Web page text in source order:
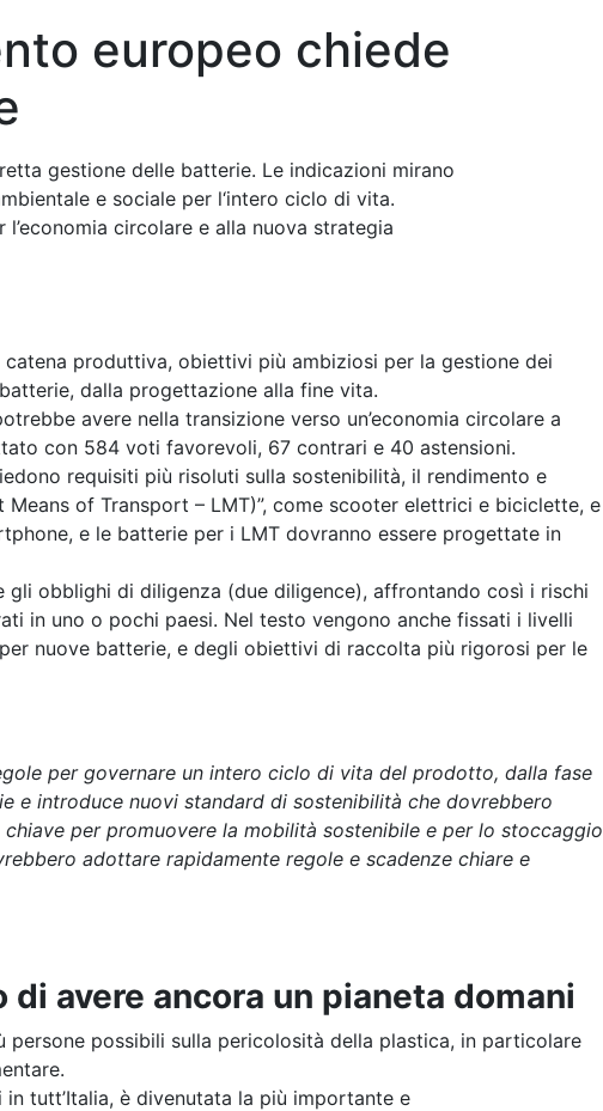
europeo chiede
gestione delle batterie. Le indicazioni mirano
e sociale per l‘intero ciclo di vita.
circolare e alla nuova strategia
produttiva, obiettivi più ambiziosi per la gestione dei
dalla progettazione alla fine vita.
avere nella transizione verso un’economia circolare a
con 584 voti favorevoli, 67 contrari e 40 astensioni.
requisiti più risoluti sulla sostenibilità, il rendimento e
of Transport – LMT)”, come scooter elettrici e biciclette, e
e le batterie per i LMT dovranno essere progettate in
obblighi di diligenza (due diligence), affrontando così i rischi
in uno o pochi paesi. Nel testo vengono anche fissati i livelli
nuove batterie, e degli obiettivi di raccolta più rigorosi per le
per governare un intero ciclo di vita del prodotto, dalla fase
e introduce nuovi standard di sostenibilità che dovrebbero
per promuovere la mobilità sostenibile e per lo stoccaggio
adottare rapidamente regole e scadenze chiare e
avere ancora un pianeta domani
persone possibili sulla pericolosità della plastica, in particolare
tutt’Italia, è divenutata la più importante e